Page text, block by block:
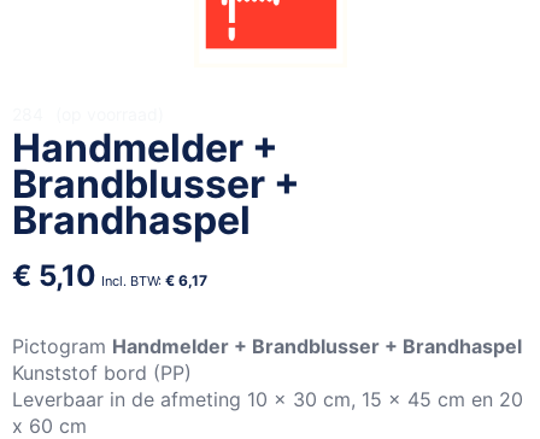
Handmelder +
Brandblusser +
Brandhaspel
€ 5,10 € 6,17
Pictogram Handmelder + Brandblusser + Brandhaspel
Kunststof bord (PP)
Leverbaar in de afmeting 10 x 30 cm, 15 x 45 cm en 20
x 60 cm
naar
het
begin
van
afbeeldingen-
gallerij